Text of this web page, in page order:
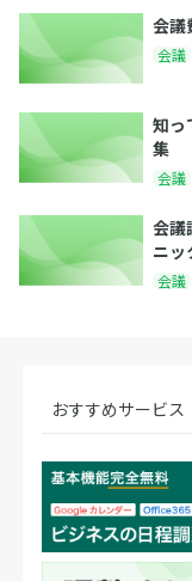
会議
会議
知っ
集
会議
会議
ニッ
会議
おすすめサービス